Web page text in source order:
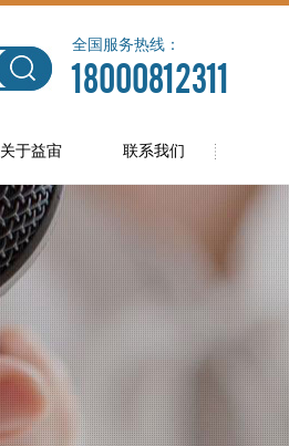
全国服务热线：
18000812311
关于益宙 联系我们